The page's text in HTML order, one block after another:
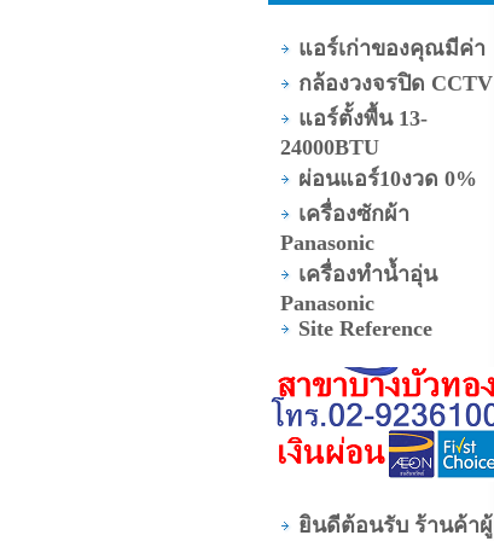
แอร์เก่าของคุณมีค่า
กล้องวงจรปิด CCTV
แอร์ตั้งพื้น 13-
24000BTU
ผ่อนแอร์10งวด 0%
เครื่องซักผ้า
Panasonic
เครื่องทำน้ำอุ่น
Panasonic
Site Reference
ยินดีต้อนรับ ร้านค้าผู้